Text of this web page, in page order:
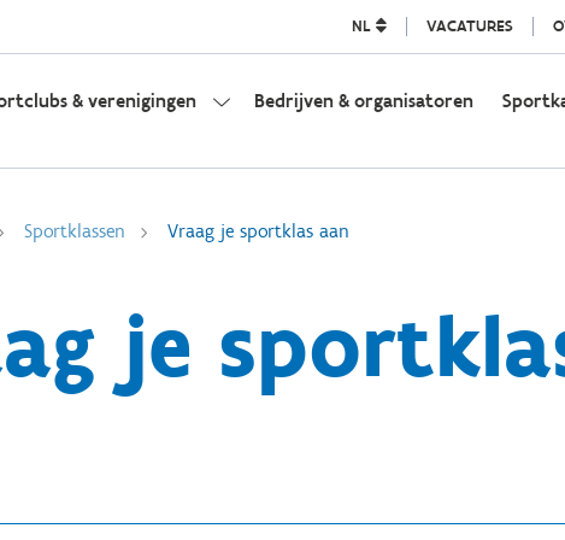
NL VACATURES
& verenigingen Bedrijven & organisatoren
Sportklassen Vraag je sportklas aan
je